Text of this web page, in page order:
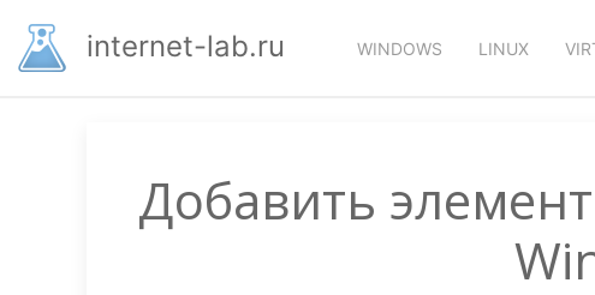
основномуinternet-lab.ru WINDOWS LINUX
Добавить